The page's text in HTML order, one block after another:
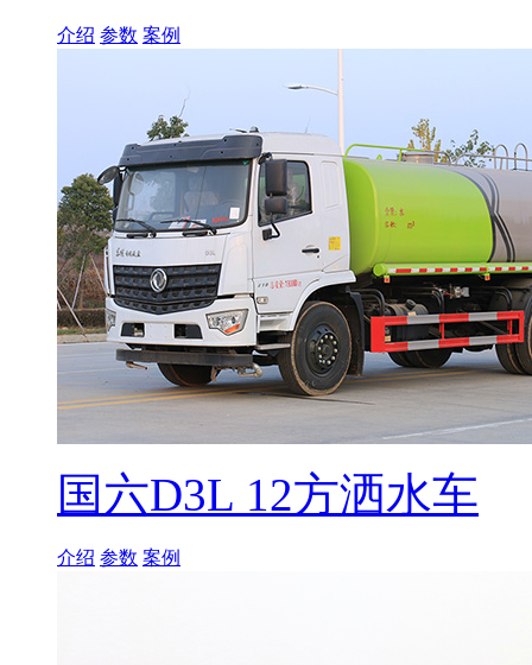
介绍 参数 案例
国六D3L 12方洒水车
介绍 参数 案例